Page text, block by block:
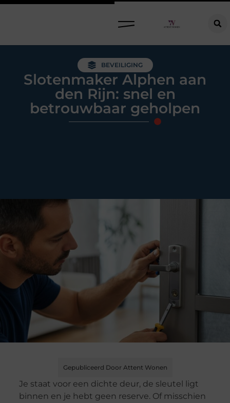
BEVEILIGING
Slotenmaker Alphen aan
den Rijn: snel en
betrouwbaar geholpen
Gepubliceerd Door Attent Wonen
Je staat voor een dichte deur, de sleutel ligt
binnen en je hebt geen reserve. Of misschien